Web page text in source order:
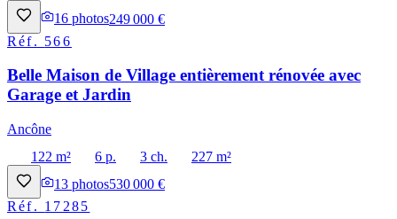
16 photos249 000 €
Réf. 566
Belle Maison de Village entièrement rénovée avec
Garage et Jardin
Ancône
122 m²
6 p. 3 ch.
227 m²
13 photos530 000 €
Réf. 17285